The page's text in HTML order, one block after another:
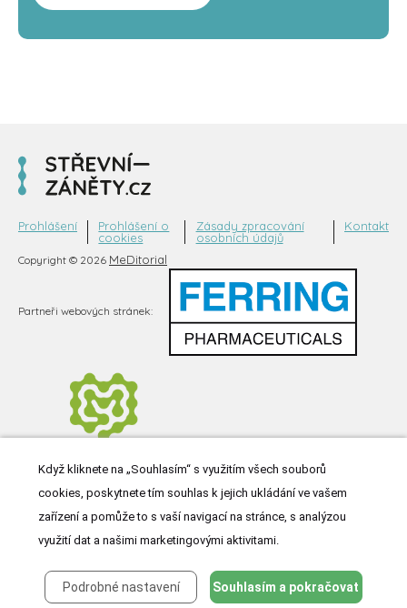
Copyright © 2026 MeDitorial
Prohlášení
Prohlášení o
cookies
Zásady zpracování
osobních údajů
Kontakt
Partneři webových stránek:
Když kliknete na „Souhlasím“ s využitím všech souborů
cookies, poskytnete tím souhlas k jejich ukládání ve vašem
zařízení a pomůže to s vaší navigací na stránce, s analýzou
využití dat a našimi marketingovými aktivitami.
Podrobné nastavení Souhlasím a pokračovat